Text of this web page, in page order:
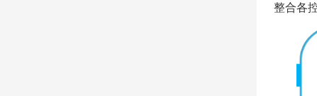
整合各